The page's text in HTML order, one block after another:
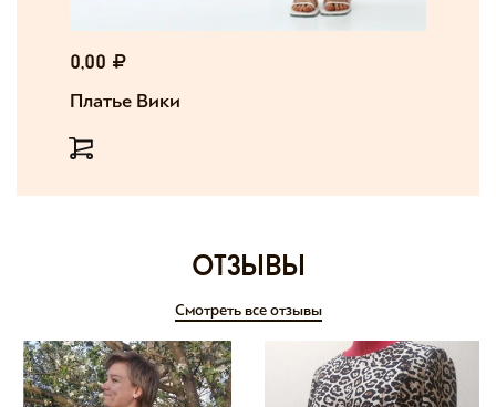
0,00
Платье Вики
отзывы
Смотреть все отзывы